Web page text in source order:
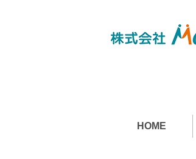
HOME